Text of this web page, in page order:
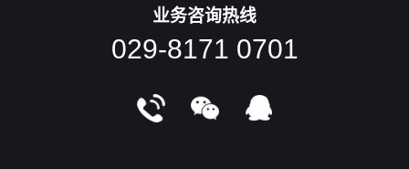
业务咨询热线
029-8171 0701